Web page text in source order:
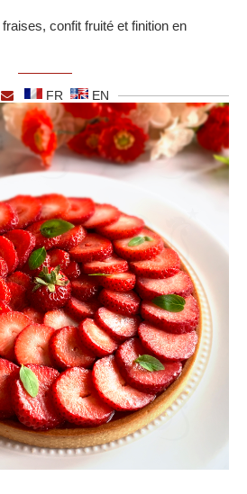
confit fruité et finition en
FR EN